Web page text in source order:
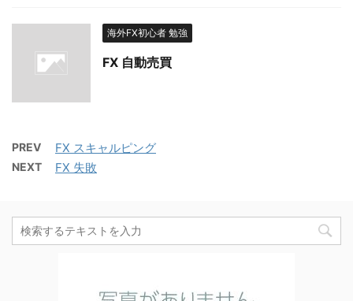
海外FX初心者 勉強
FX 自動売買
PREV FX スキャルピング
NEXT FX 失敗